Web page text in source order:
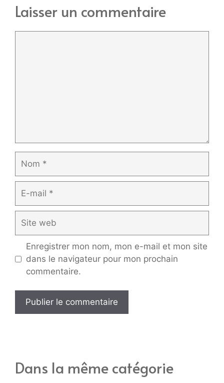
Laisser un commentaire
mail
web
Enregistrer mon nom, mon e-mail et mon site
dans le navigateur pour mon prochain
commentaire.
Dans la même catégorie